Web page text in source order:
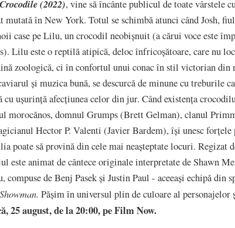
(2022), vine să încânte publicul de toate vârstele
în New York. Totul se schimbă atunci când Josh,
case pe Lilu, un crocodil neobișnuit (a cărui voce este
Lilu este o reptilă atipică, deloc înfricoșătoare, care nu
zoologică, ci în confortul unui conac în stil victorian din
și muzica bună, se descurcă de minune cu treburile
cu ușurință afecțiunea celor din jur. Când existenţa
morocănos, domnul Grumps (Brett Gelman), clanul
Hector P. Valenti (Javier Bardem), își unesc forțele
poate să provină din cele mai neaşteptate locuri. Regizat
este animat de cântece originale interpretate de Shawn
compuse de Benj Pasek şi Justin Paul - aceeași echipă din
Pășim în universul plin de culoare al personajelor
25 august, de la 20:00, pe Film Now.